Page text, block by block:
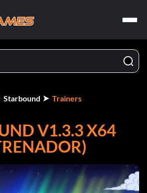
Starbound Trainers
V1.3.3 X64